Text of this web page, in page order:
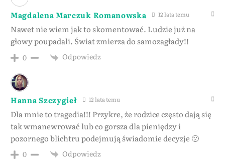
Magdalena Marczuk Romanowska 12 lata temu
Nawet nie wiem jak to skomentować. Ludzie już na
głowy poupadali. Świat zmierza do samozagłady!!
0 Odpowiedz
Hanna Szczygieł 12 lata temu
Dla mnie to tragedia!!! Przykre, że rodzice często dają się
tak wmanewrować lub co gorsza dla pieniędzy i
pozornego blichtru podejmują świadomie decyzje 🙁
0 Odpowiedz